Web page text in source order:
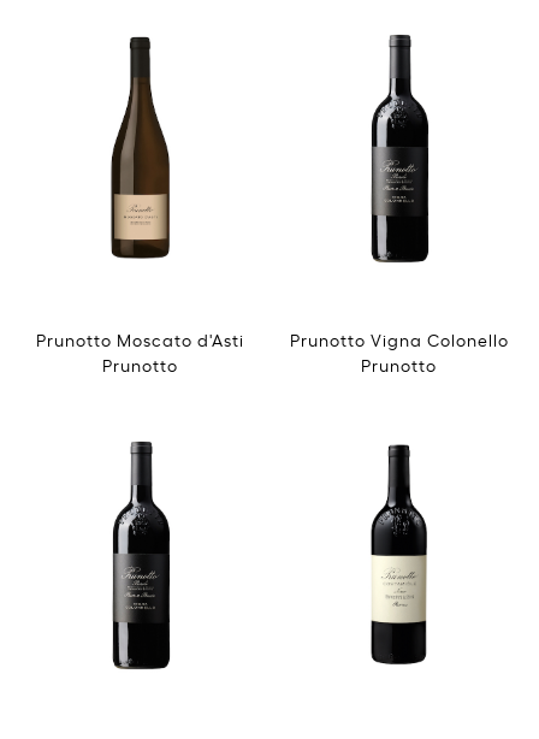
Prunotto Moscato d'Asti
Prunotto
Prunotto Vigna Colonello
Prunotto